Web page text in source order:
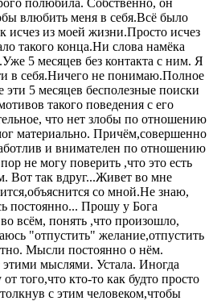
влюбить меня в себя.Всё было
исчез из моей жизни.Просто исчез
такого конца.Ни слова намёка
5 месяцев без контакта с ним. Я
в себя.Ничего не понимаю.Полное
эти 5 месяцев бесполезные поиски
такого поведения с его
что нет злобы по отношению
материально. Причём,совершенно
и внимателен по отношению
не могу поверить ,что это есть
Вот так вдруг...Живет во мне
со мной.Не знаю,
постоянно... Прошу у Бога
всём, понять ,что произошло,
"отпустить" желание,отпустить
Мысли постоянно о нём.
мыслями. Устала. Иногда
того,что кто-то как будто просто
с этим человеком,чтобы